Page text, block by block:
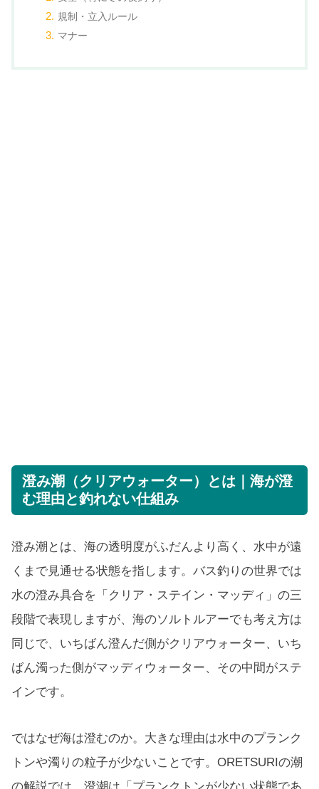
規制・立入ルール
マナー
澄み潮（クリアウォーター）とは｜海が澄
む理由と釣れない仕組み
澄み潮とは、海の透明度がふだんより高く、水中が遠
くまで見通せる状態を指します。バス釣りの世界では
水の澄み具合を「クリア・ステイン・マッディ」の三
段階で表現しますが、海のソルトルアーでも考え方は
同じで、いちばん澄んだ側がクリアウォーター、いち
ばん濁った側がマッディウォーター、その中間がステ
インです。
ではなぜ海は澄むのか。大きな理由は水中のプランク
トンや濁りの粒子が少ないことです。ORETSURIの潮